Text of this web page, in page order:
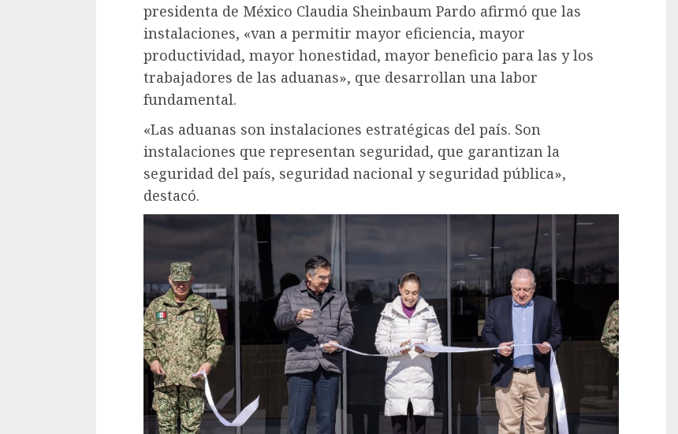
presidenta de México Claudia Sheinbaum Pardo afirmó que las
instalaciones, «van a permitir mayor eficiencia, mayor
productividad, mayor honestidad, mayor beneficio para las y los
trabajadores de las aduanas», que desarrollan una labor
fundamental.
«Las aduanas son instalaciones estratégicas del país. Son
instalaciones que representan seguridad, que garantizan la
seguridad del país, seguridad nacional y seguridad pública»,
destacó.